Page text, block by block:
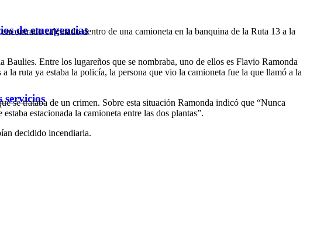
de emergencias
servicios
calcinado dentro de una camioneta en la banquina de la Ruta 13 a la
Entre los lugareños que se nombraba, uno de ellos es Flavio Ramonda
la ruta ya estaba la policía, la persona que vio la camioneta fue la que llamó a la
se trataba de un crimen. Sobre esta situación Ramonda indicó que “Nunca
estacionada la camioneta entre las dos plantas”.
decidido incendiarla.